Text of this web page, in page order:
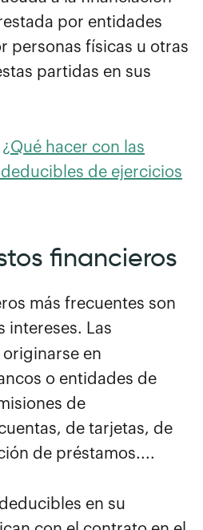
por entidades
personas físicas u otras
partidas en sus
¿Qué hacer con las
de ejercicios
financieros
más frecuentes son
intereses. Las
originarse en
o entidades de
de
de tarjetas, de
de préstamos....
en su